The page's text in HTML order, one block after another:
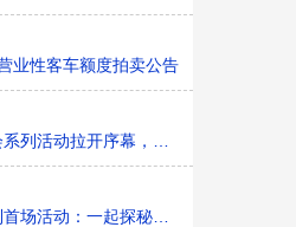
业性客车额度拍卖公告
列活动拉开序幕，探寻社区花园里的
场活动：一起探秘家门口的“魔法花园”